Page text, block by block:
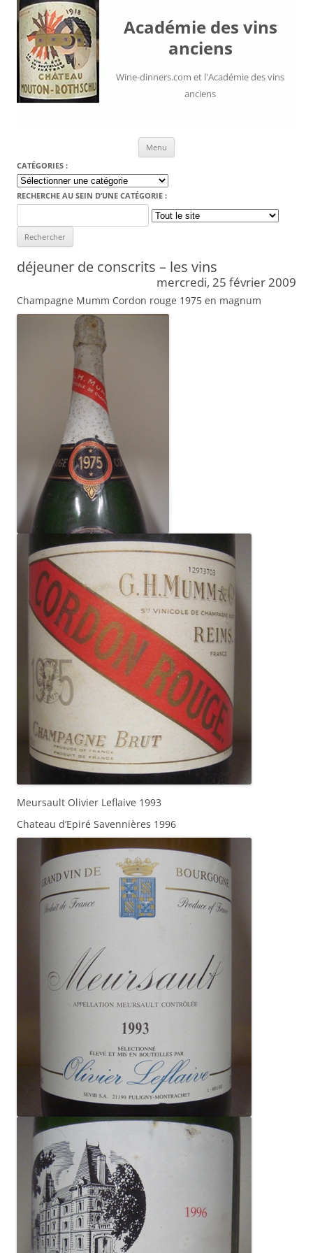
Académie des vins
anciens
Wine-dinners.com et l'Académie des vins
anciens
Menu
CATÉGORIES :
Catégories
:
RECHERCHE AU SEIN D’UNE CATÉGORIE :
for:
déjeuner de conscrits – les vins
mercredi, 25 février 2009
Champagne Mumm Cordon rouge 1975 en magnum
Meursault Olivier Leflaive 1993
Chateau d’Epiré Savennières 1996